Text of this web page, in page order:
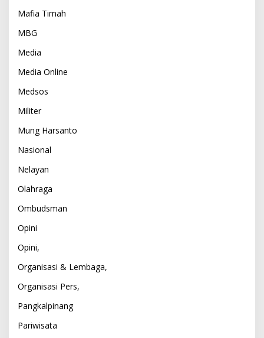
Mafia Timah
MBG
Media
Media Online
Medsos
Militer
Mung Harsanto
Nasional
Nelayan
Olahraga
Ombudsman
Opini
Opini,
Organisasi & Lembaga,
Organisasi Pers,
Pangkalpinang
Pariwisata